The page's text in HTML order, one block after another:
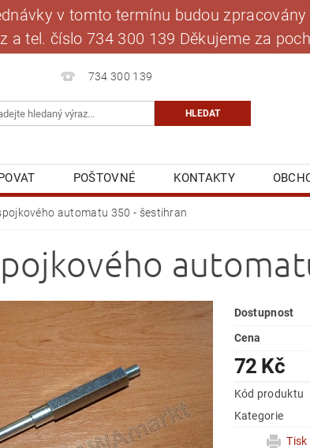
v tomto termínu budou
tel. číslo 734 300 139 Děkujeme za
734 300 139
POŠTOVNÉ KONTAKTY
MOJE OBJEDNÁVKA
automatu 350 - šestihran
Dostupnost
Cena
72 Kč
Kód produktu
Kategorie
Tisk